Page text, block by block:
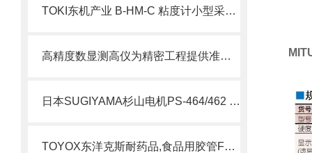
TOKI东机产业 B-HM-C 粘度计小型采样适配器 简介
高精度数显测高仪为精密工程提供准确测量的新标准
日本SUGIYAMA杉山电机PS-464/462 高分率模高检测仪北崎热卖
TOYOX东洋克斯耐药品,食品用胶管FF-15-20